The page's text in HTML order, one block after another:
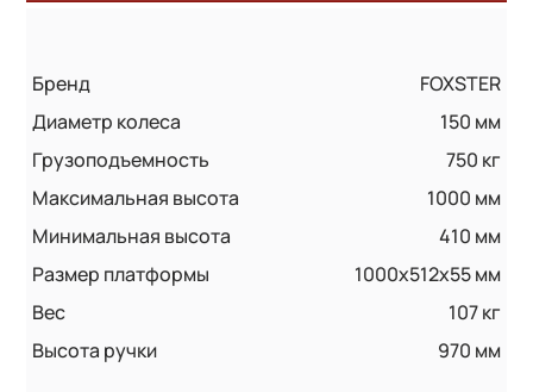
Бренд
FOXSTER
Диаметр колеса
150 мм
Грузоподъемность
750 кг
Максимальная высота
1000 мм
Минимальная высота
410 мм
Размер платформы
1000x512x55 мм
Вес
107 кг
Высота ручки
970 мм